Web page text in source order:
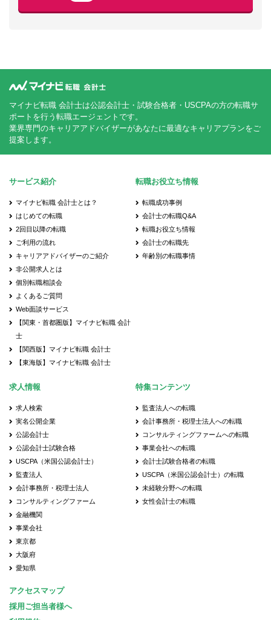
マイナビ転職 会計士は公認会計士・試験合格者・USCPAの方の転職サ
ポートを行う転職エージェントです。
業界専門のキャリアアドバイザーがあなたに最適なキャリアプランをご
提案します。
サービス紹介
マイナビ転職 会計士とは？
はじめての転職
2回目以降の転職
ご利用の流れ
キャリアアドバイザーのご紹介
非公開求人とは
個別転職相談会
よくあるご質問
Web面談サービス
【関東・首都圏版】マイナビ転職 会計
士
【関西版】マイナビ転職 会計士
【東海版】マイナビ転職 会計士
転職お役立ち情報
転職成功事例
会計士の転職Q&A
転職お役立ち情報
会計士の転職先
年齢別の転職事情
求人情報
求人検索
実名公開企業
公認会計士
公認会計士試験合格
USCPA（米国公認会計士）
監査法人
会計事務所・税理士法人
コンサルティングファーム
金融機関
事業会社
東京都
大阪府
愛知県
特集コンテンツ
監査法人への転職
会計事務所・税理士法人への転職
コンサルティングファームへの転職
事業会社への転職
会計士試験合格者の転職
USCPA（米国公認会計士）の転職
未経験分野への転職
女性会計士の転職
アクセスマップ
採用ご担当者様へ